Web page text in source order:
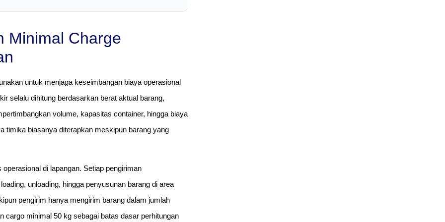
Minimal Charge
untuk menjaga keseimbangan biaya operasional
selalu dihitung berdasarkan berat aktual barang,
volume, kapasitas container, hingga biaya
timika biasanya diterapkan meskipun barang yang
di lapangan. Setiap pengiriman
unloading, hingga penyusunan barang di area
pengirim hanya mengirim barang dalam jumlah
cargo minimal 50 kg sebagai batas dasar perhitungan